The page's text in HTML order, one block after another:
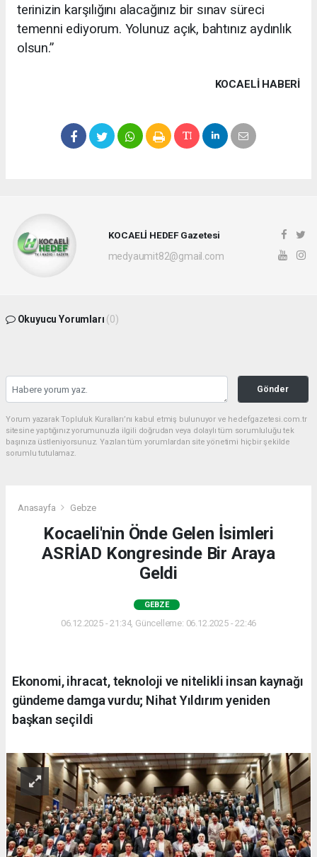
terinizin karşılığını alacağınız bir sınav süreci
temenni ediyorum. Yolunuz açık, bahtınız aydınlık
olsun.”
KOCAELI HABERİ
KOCAELİ HEDEF Gazetesi
medyaumit82@gmail.com
Okuyucu Yorumları (0)
Gönder
Yorum yazarak Topluluk Kuralları’nı kabul etmiş bulunuyor ve hedefgazetesi.com.tr
sitesine yaptığınız yorumunuzla ilgili doğrudan veya dolaylı tüm sorumluluğu tek
başınıza üstleniyorsunuz. Yazılan tüm yorumlardan site yönetimi hiçbir şekilde
sorumlu tutulamaz.
Anasayfa Gebze
Kocaeli'nin Önde Gelen İsimleri
ASRİAD Kongresinde Bir Araya
Geldi
GEBZE
06.12.2025 - 21:34, Güncelleme: 06.12.2025 - 22:46
Ekonomi, ihracat, teknoloji ve nitelikli insan kaynağı
gündeme damga vurdu; Nihat Yıldırım yeniden
başkan seçildi